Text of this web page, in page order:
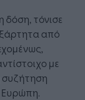
δόση, τόνισε
από
με
συζήτηση
Ευρώπη.